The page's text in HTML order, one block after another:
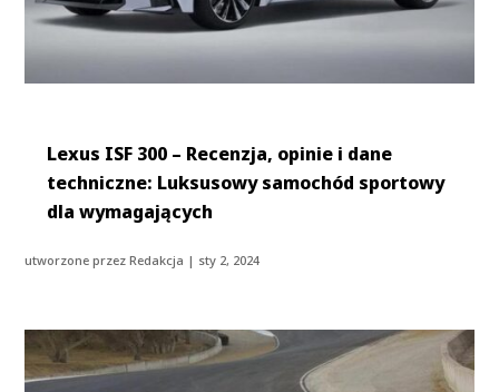
Lexus ISF 300 – Recenzja, opinie i dane
techniczne: Luksusowy samochód sportowy
dla wymagających
utworzone przezRedakcja | sty 2, 2024